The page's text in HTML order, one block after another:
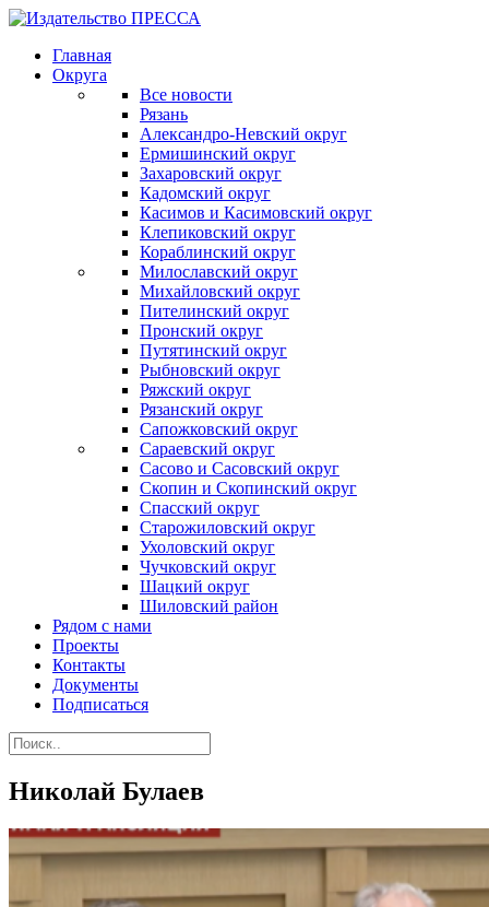
Главная
Округа
Все новости
Рязань
Александро-Невский округ
Ермишинский округ
Захаровский округ
Кадомский округ
Касимов и Касимовский округ
Клепиковский округ
Кораблинский округ
Милославский округ
Михайловский округ
Пителинский округ
Пронский округ
Путятинский округ
Рыбновский округ
Ряжский округ
Рязанский округ
Сапожковский округ
Сараевский округ
Сасово и Сасовский округ
Скопин и Скопинский округ
Спасский округ
Старожиловский округ
Ухоловский округ
Чучковский округ
Шацкий округ
Шиловский район
Рядом с нами
Проекты
Контакты
Документы
Подписаться
Николай Булаев